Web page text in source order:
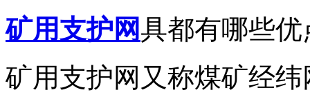
矿用支护网具都有哪些优
矿用支护网又称煤矿经